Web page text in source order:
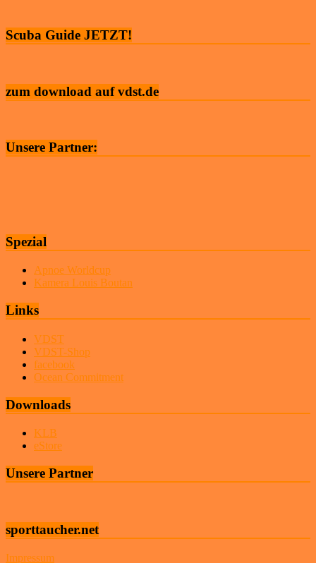
Scuba Guide JETZT!
zum download auf vdst.de
Unsere Partner:
Spezial
Apnoe Worldcup
Kamera Louis Boutan
Links
VDST
VDST-Shop
facebook
Ocean Commitment
Downloads
KLB
eStore
Unsere Partner
sporttaucher.net
Impressum